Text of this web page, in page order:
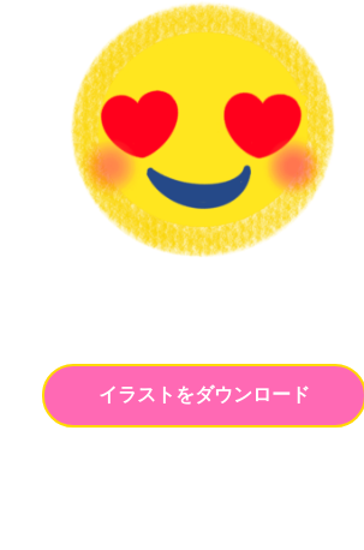
イラストをダウンロード